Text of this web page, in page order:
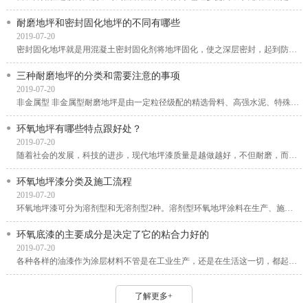
耐磨地坪和密封固化地坪的不同有哪些
2019-07-20
密封固化地坪就是用混凝土密封固化剂将地坪固化，使之深层密封，起到防渗漏、防风化、防...
三种耐磨地坪的分类和需要注意的事项
2019-07-20
非金属型 非金属型耐磨地坪是由一定粒径级配的精选骨料、高强水泥、特殊外加剂、颜料及聚...
环氧地坪有哪些特点跟好处？
2019-07-20
随着社会的发展，科技的进步，现代地坪漆质量是越做越好，不但耐磨，而且还不容易老化，...
环氧地坪漆分类及施工流程
2019-07-20
环氧地坪漆可分为溶剂型和无溶剂型2种。溶剂型环氧地坪涂料在生产、施工和固化过程中会排...
环氧底漆的主要成分是决定了它的粘合力好的
2019-07-20
各种各样的油漆作为涂层材料不管是在工业生产，还是在生活这一切，都起到了重要大的功效...
了解更多+